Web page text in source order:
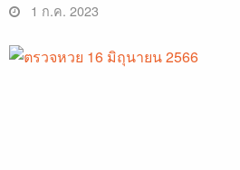
1 ก.ค. 2023